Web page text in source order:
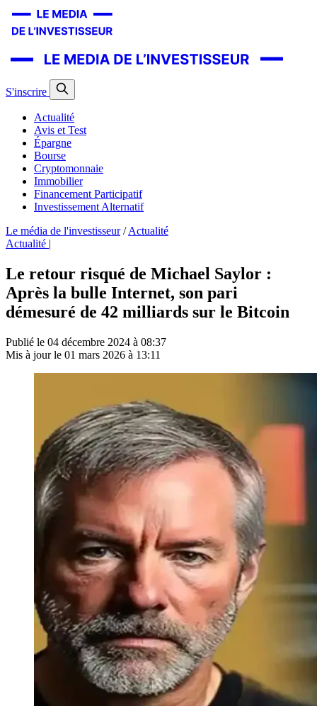
S'inscrire
Actualité
Avis et Test
Épargne
Bourse
Cryptomonnaie
Immobilier
Financement Participatif
Investissement Alternatif
Le média de l'investisseur / Actualité
Actualité |
Le retour risqué de Michael Saylor :
Après la bulle Internet, son pari
démesuré de 42 milliards sur le Bitcoin
Publié le 04 décembre 2024 à 08:37
Mis à jour le 01 mars 2026 à 13:11